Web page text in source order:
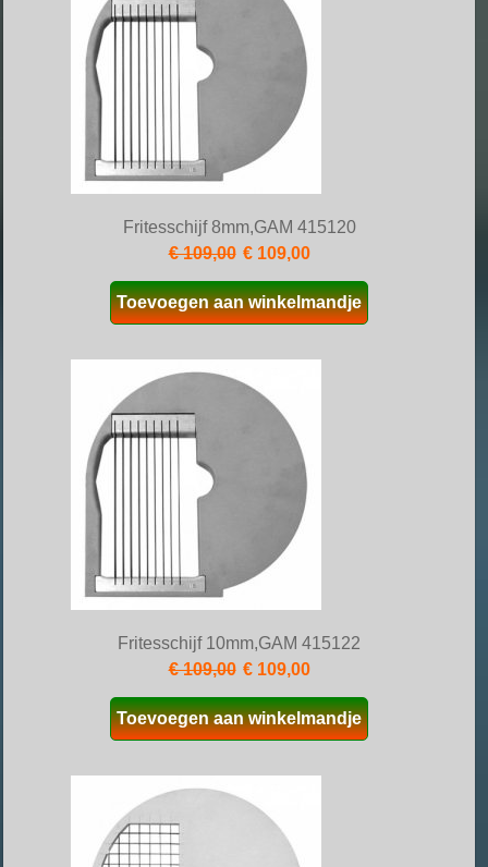
Fritesschijf 8mm,GAM 415120
€ 109,00 € 109,00
Toevoegen aan winkelmandje
Fritesschijf 10mm,GAM 415122
€ 109,00 € 109,00
Toevoegen aan winkelmandje